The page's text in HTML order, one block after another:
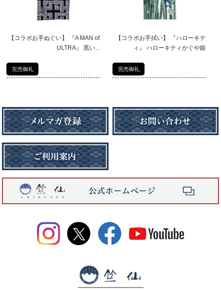
【コラボお手ぬぐい】 『A MAN of
ULTRA』 黒い...
完売御礼
【コラボお手拭い】 『ハローキテ
ィ』 ハローキティかぐや姫
完売御礼